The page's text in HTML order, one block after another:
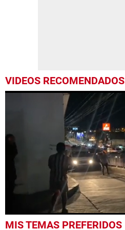
VIDEOS RECOMENDADOS
seconds
MIS TEMAS PREFERIDOS